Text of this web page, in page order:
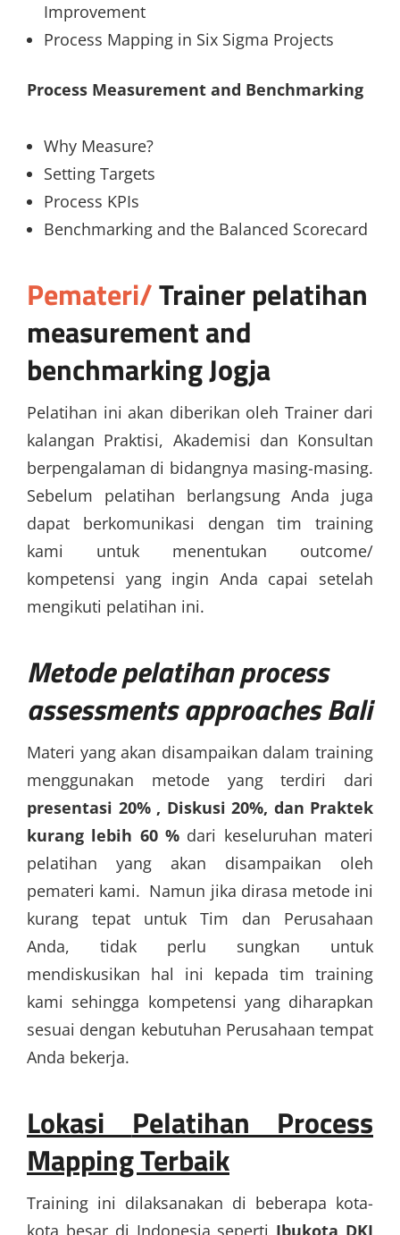
Improvement
Process Mapping in Six Sigma Projects
Process Measurement and Benchmarking
Why Measure?
Setting Targets
Process KPIs
Benchmarking and the Balanced Scorecard
Pemateri/Trainerpelatihan
measurement and
benchmarking Jogja
Pelatihan ini akan diberikan oleh Trainer dari
kalangan Praktisi, Akademisi dan Konsultan
berpengalaman di bidangnya masing-masing.
Sebelum pelatihan berlangsung Anda juga
dapat berkomunikasi dengan tim training
kami untuk menentukan outcome/
kompetensi yang ingin Anda capai setelah
mengikuti pelatihan ini.
Metodepelatihan process
assessments approaches Bali
Materi yang akan disampaikan dalam training
menggunakan metode yang terdiri dari
presentasi 20% , Diskusi 20%, dan Praktek
kurang lebih 60 % dari keseluruhan materi
pelatihan yang akan disampaikan oleh
pemateri kami. Namun jika dirasa metode ini
kurang tepat untuk Tim dan Perusahaan
Anda, tidak perlu sungkan untuk
mendiskusikan hal ini kepada tim training
kami sehingga kompetensi yang diharapkan
sesuai dengan kebutuhan Perusahaan tempat
Anda bekerja.
Lokasi Pelatihan Process
Mapping Terbaik
Training ini dilaksanakan di beberapa kota-
kota besar di Indonesia seperti Ibukota DKI